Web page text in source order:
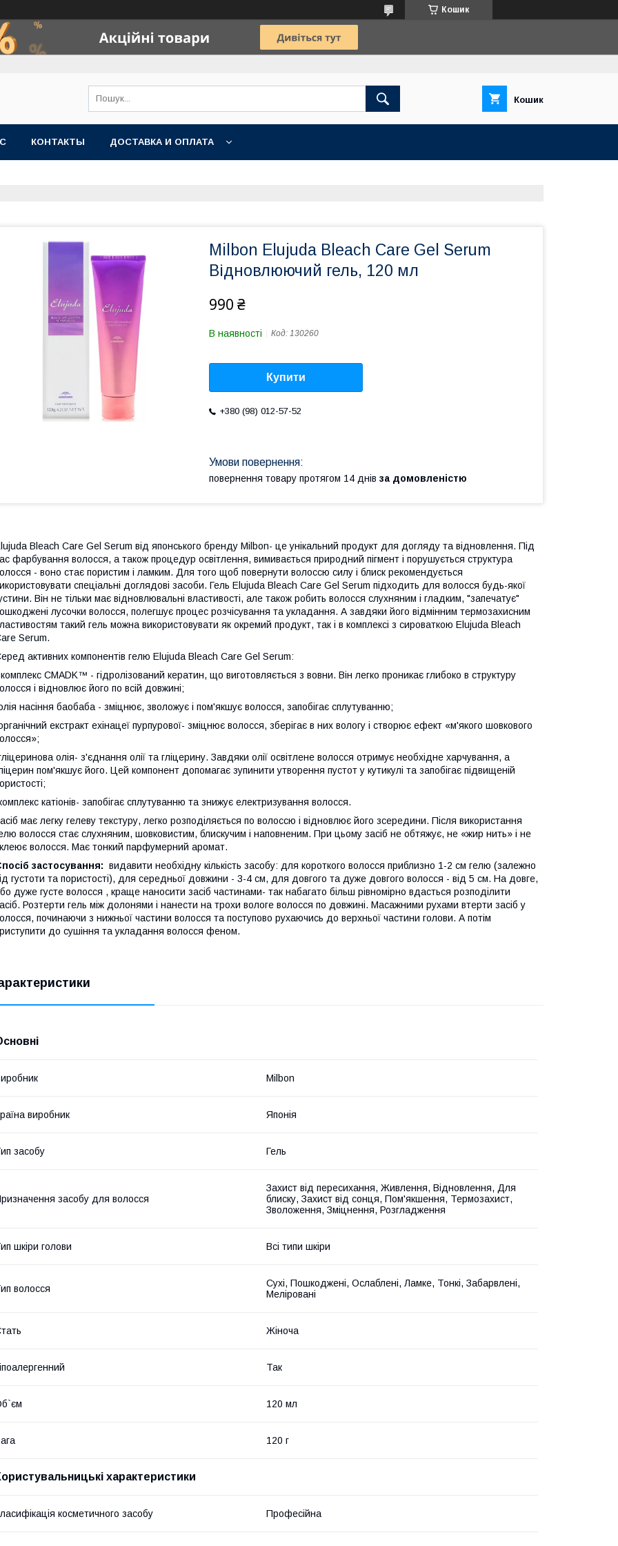
Кошик
Кошик
КОНТАКТЫ ДОСТАВКА И ОПЛАТА
Milbon Elujuda Bleach Care Gel Serum
Відновлюючий гель, 120 мл
990 ₴
В наявності Код: 130260
Купити
+380 (98) 012-57-52
повернення товару протягом 14 днів за домовленістю
Bleach Care Gel Serum від японського бренду Milbon- це унікальний продукт для догляду та відновлення. Під
фарбування волосся, а також процедур освітлення, вимивається природний пігмент і порушується структура
- воно стає пористим і ламким. Для того щоб повернути волоссю силу і блиск рекомендується
спеціальні доглядові засоби. Гель Elujuda Bleach Care Gel Serum підходить для волосся будь-якої
Він не тільки має відновлювальні властивості, але також робить волосся слухняним і гладким, "запечатує"
лусочки волосся, полегшує процес розчісування та укладання. А завдяки його відмінним термозахисним
такий гель можна використовувати як окремий продукт, так і в комплексі з сироваткою Elujuda Bleach
Serum.
активних компонентів гелю Elujuda Bleach Care Gel Serum:
СMADK™ - гідролізований кератин, що виготовляється з вовни. Він легко проникає глибоко в структуру
і відновлює його по всій довжині;
насіння баобаба - зміцнює, зволожує і пом'якшує волосся, запобігає сплутуванню;
екстракт ехінацеї пурпурової- зміцнює волосся, зберігає в них вологу і створює ефект «м'якого шовкового
олія- з'єднання олії та гліцерину. Завдяки олії освітлене волосся отримує необхідне харчування, а
пом'якшує його. Цей компонент допомагає зупинити утворення пустот у кутикулі та запобігає підвищеній
катіонів- запобігає сплутуванню та знижує електризування волосся.
має легку гелеву текстуру, легко розподіляється по волоссю і відновлює його зсередини. Після використання
волосся стає слухняним, шовковистим, блискучим і наповненим. При цьому засіб не обтяжує, не «жир нить» і не
волосся. Має тонкий парфумерний аромат.
застосування: видавити необхідну кількість засобу: для короткого волосся приблизно 1-2 см гелю (залежно
густоти та пористості), для середньої довжини - 3-4 см, для довгого та дуже довгого волосся - від 5 см. На довге,
дуже густе волосся , краще наносити засіб частинами- так набагато більш рівномірно вдасться розподілити
Розтерти гель між долонями і нанести на трохи вологе волосся по довжині. Масажними рухами втерти засіб у
починаючи з нижньої частини волосся та поступово рухаючись до верхньої частини голови. А потім
до сушіння та укладання волосся феном.
Milbon
виробник Японія
засобу Гель
засобу для волосся
Захист від пересихання, Живлення, Відновлення, Для
блиску, Захист від сонця, Пом'якшення, Термозахист,
Зволоження, Зміцнення, Розгладження
шкіри голови Всі типи шкіри
волосся
Сухі, Пошкоджені, Ослаблені, Ламке, Тонкі, Забарвлені,
Меліровані
Жіноча
Так
120 мл
120 г
характеристики
косметичного засобу Професійна